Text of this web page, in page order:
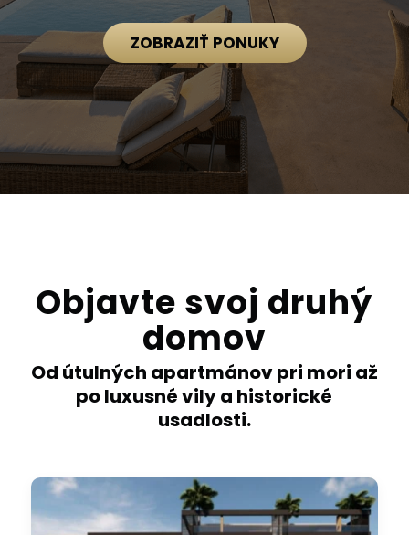
ZOBRAZIŤ PONUKY
Objavte svoj druhý
domov
Od útulných apartmánov pri mori až
po luxusné vily a historické
usadlosti.